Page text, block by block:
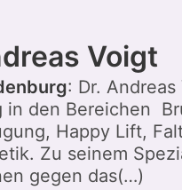
Voigt
: Dr.
in den Bereichen
Happy Lift,
Zu seinem
gegen das(…)